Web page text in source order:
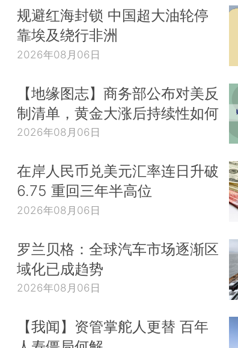
规避红海封锁 中国超大油轮停
靠埃及绕行非洲
2026年08月06日
【地缘图志】商务部公布对美反
制清单，黄金大涨后持续性如何
2026年08月06日
在岸人民币兑美元汇率连日升破
6.75 重回三年半高位
2026年08月06日
罗兰贝格：全球汽车市场逐渐区
域化已成趋势
2026年08月06日
【我闻】资管掌舵人更替 百年